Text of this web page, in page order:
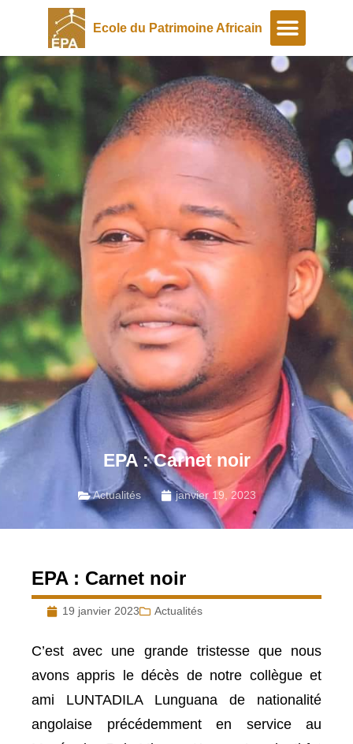
Ecole du Patrimoine Africain
EPA : Carnet noir
Actualités janvier 19, 2023
EPA : Carnet noir
19 janvier 2023 Actualités
C’est avec une grande tristesse que nous
avons appris le décès de notre collègue et
ami LUNTADILA Lunguana de nationalité
angolaise précédemment en service au